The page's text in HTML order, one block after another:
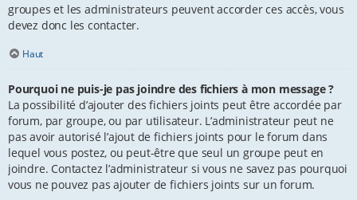
groupes et les administrateurs peuvent accorder ces accès, vous
devez donc les contacter.
Haut
Pourquoi ne puis-je pas joindre des fichiers à mon message ?
La possibilité d’ajouter des fichiers joints peut être accordée par
forum, par groupe, ou par utilisateur. L’administrateur peut ne
pas avoir autorisé l’ajout de fichiers joints pour le forum dans
lequel vous postez, ou peut-être que seul un groupe peut en
joindre. Contactez l’administrateur si vous ne savez pas pourquoi
vous ne pouvez pas ajouter de fichiers joints sur un forum.